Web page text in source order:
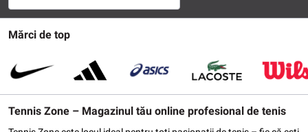
Mărci de top
Tennis Zone – Magazinul tău online profesional de tenis